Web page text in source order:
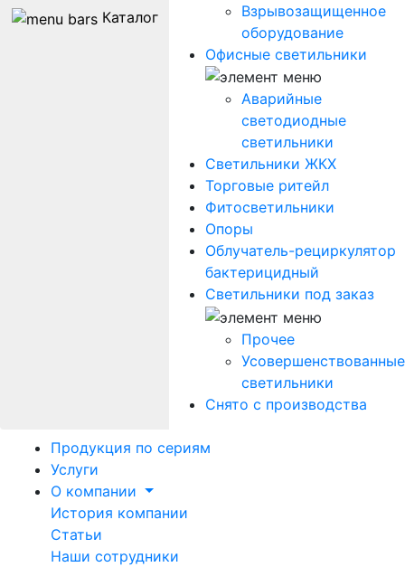
Каталог
Взрывозащищенное
оборудование
Офисные светильники
Аварийные
светодиодные
светильники
Светильники ЖКХ
Торговые ритейл
Фитосветильники
Опоры
Облучатель-рециркулятор
бактерицидный
Светильники под заказ
Прочее
Усовершенствованные
светильники
Снято с производства
Продукция по сериям
Услуги
О компании
История компании
Статьи
Наши сотрудники